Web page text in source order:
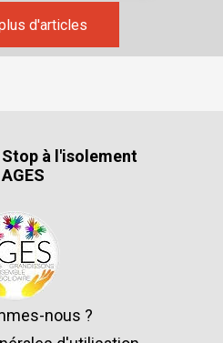
d'articles
Stop à l'isolement
AGES
nous ?